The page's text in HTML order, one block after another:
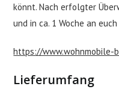
könnt. Nach erfolgter
und in ca. 1 Woche an
https://www.wohnmobile-
Lieferumfang